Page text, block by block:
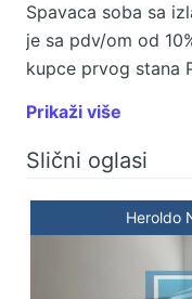
Spavaca soba sa
je sa pdv/om od
kupce prvog stana
Prikaži više
Slični oglasi
Heroldo